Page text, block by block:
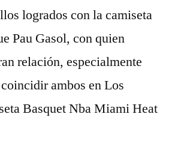
logrados con la camiseta
Pau Gasol, con quien
relación, especialmente
ambos en Los
Basquet Nba Miami Heat